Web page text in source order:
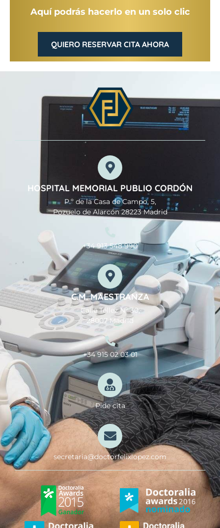
Aquí podrás hacerlo en un solo clic
QUIERO RESERVAR CITA AHORA
HOSPITAL MEMORIAL PUBLIO CORDÓN
P.º de la Casa de Campo, 5,
Pozuelo de Alarcón 28223 Madrid
+34 913 548 990
C.M. MAESTRANZA
Calle Téllez Nº 30,
28007 Madrid
+34 915 02 03 01
Pide cita
secretaria@doctorfelixlopez.com